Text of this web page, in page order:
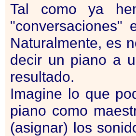
Tal como ya
Naturalmente, es
decir un piano a
resultado.
Imagine lo que
piano como
(asignar) los